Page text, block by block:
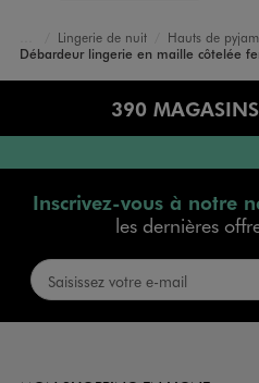
Accueil
Femme
Lingerie
Lingerie de nuit
Hauts de
Débardeur lingerie en maille côtelée
390
Inscrivez-vous à notre
les dernières